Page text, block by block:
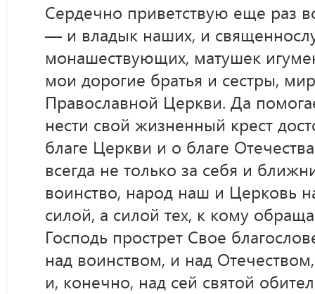
Сердечно приветствую еще раз
— и владык наших, и
монашествующих, матушек
мои дорогие братья и сестры,
Православной Церкви. Да
нести свой жизненный крест
благе Церкви и о благе
всегда не только за себя и
воинство, народ наш и Церковь
силой, а силой тех, к кому
Господь прострет Свое
над воинством, и над
и, конечно, над сей святой